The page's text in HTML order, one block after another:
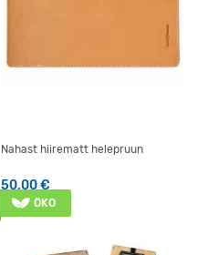
Nahast hiirematt helepruun
50,00€
ÖKO